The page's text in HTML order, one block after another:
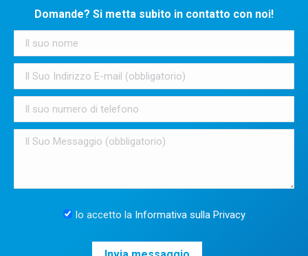
Domande? Si metta subito in contatto con noi!
Io accetto la Informativa sulla Privacy